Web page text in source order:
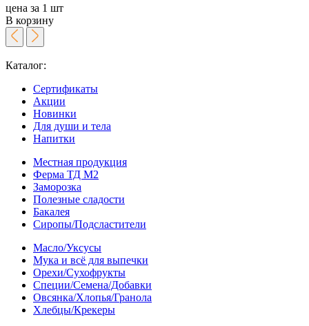
цена за 1 шт
В корзину
Каталог:
Сертификаты
Акции
Новинки
Для души и тела
Напитки
Местная продукция
Ферма ТД М2
Заморозка
Полезные сладости
Бакалея
Сиропы/Подсластители
Масло/Уксусы
Мука и всё для выпечки
Орехи/Сухофрукты
Специи/Семена/Добавки
Овсянка/Хлопья/Гранола
Хлебцы/Крекеры